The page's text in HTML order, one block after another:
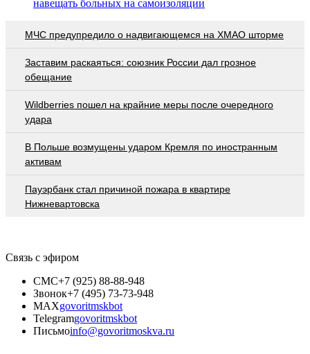
навещать больных на самоизоляции
МЧС предупредило о надвигающемся на ХМАО шторме
Заставим раскаяться: союзник России дал грозное
обещание
Wildberries пошел на крайние меры после очередного
удара
В Польше возмущены ударом Кремля по иностранным
активам
Пауэрбанк стал причиной пожара в квартире
Нижневартовска
Связь с эфиром
СМС+7 (925) 88-88-948
Звонок+7 (495) 73-73-948
MAXgovoritmskbot
Telegramgovoritmskbot
Письмоinfo@govoritmoskva.ru